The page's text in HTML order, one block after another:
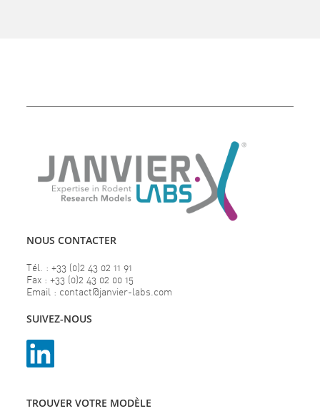
NOUS CONTACTER
Tél. : +33 (0)2 43 02 11 91
Fax : +33 (0)2 43 02 00 15
Email : contact@janvier-labs.com
SUIVEZ-NOUS
TROUVER VOTRE MODÈLE